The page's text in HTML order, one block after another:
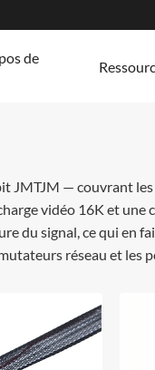
de
JMTJM — couvrant
vidéo 16K et
du signal, ce qui en
réseau et les